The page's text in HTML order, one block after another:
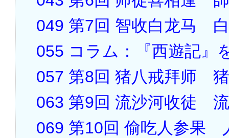
049 第7回 智收白龙马
055 コラム：『西遊記』
057 第8回 猪八戒拜师
063 第9回 流沙河收徒
069 第10回 偷吃人参果